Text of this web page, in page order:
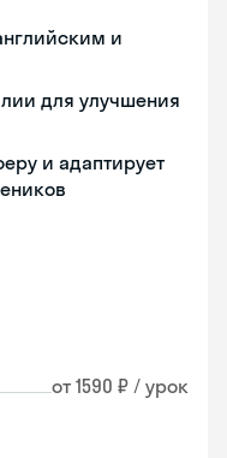
и
для улучшения
и адаптирует
от 1590 ₽ / урок